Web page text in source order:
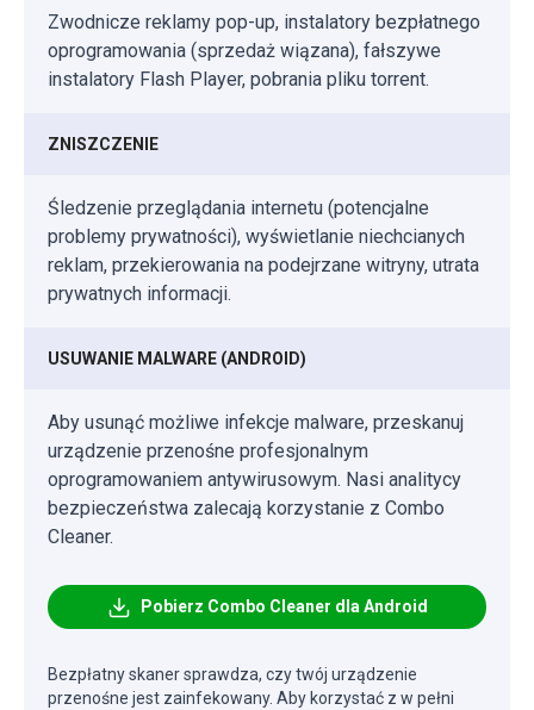
Zwodnicze reklamy pop-up, instalatory bezpłatnego
oprogramowania (sprzedaż wiązana), fałszywe
instalatory Flash Player, pobrania pliku torrent.
ZNISZCZENIE
Śledzenie przeglądania internetu (potencjalne
problemy prywatności), wyświetlanie niechcianych
reklam, przekierowania na podejrzane witryny, utrata
prywatnych informacji.
USUWANIE MALWARE (ANDROID)
Aby usunąć możliwe infekcje malware, przeskanuj
urządzenie przenośne profesjonalnym
oprogramowaniem antywirusowym. Nasi analitycy
bezpieczeństwa zalecają korzystanie z Combo
Cleaner.
Pobierz Combo Cleaner dla Android
Bezpłatny skaner sprawdza, czy twój urządzenie
przenośne jest zainfekowany. Aby korzystać z w pełni